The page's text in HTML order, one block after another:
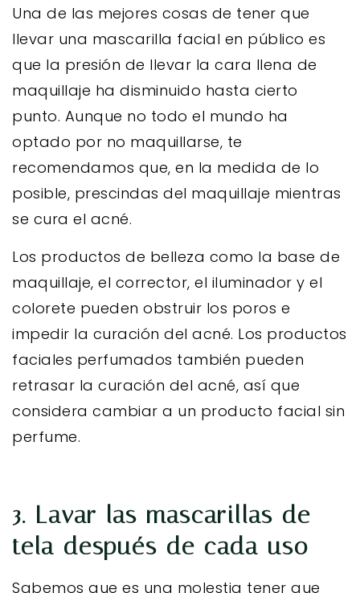
Una de las mejores cosas de tener que
llevar una mascarilla facial en público es
que la presión de llevar la cara llena de
maquillaje ha disminuido hasta cierto
punto. Aunque no todo el mundo ha
optado por no maquillarse, te
recomendamos que, en la medida de lo
posible, prescindas del maquillaje mientras
se cura el acné.
Los productos de belleza como la base de
maquillaje, el corrector, el iluminador y el
colorete pueden obstruir los poros e
impedir la curación del acné. Los productos
faciales perfumados también pueden
retrasar la curación del acné, así que
considera cambiar a un producto facial sin
perfume.
3. Lavar las mascarillas de
tela después de cada uso
Sabemos que es una molestia tener que